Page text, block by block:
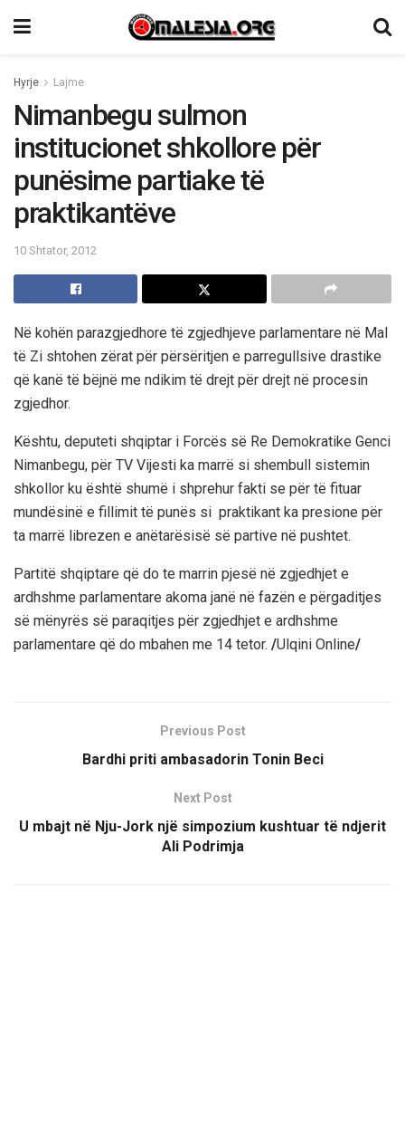
Hyrje Lajme
Nimanbegu sulmon
institucionet shkollore për
punësime partiake të
praktikantëve
10 Shtator, 2012
Në kohën parazgjedhore të zgjedhjeve parlamentare në Mal
të Zi shtohen zërat për përsëritjen e parregullsive drastike
që kanë të bëjnë me ndikim të drejt për drejt në procesin
zgjedhor.
Kështu, deputeti shqiptar i Forcës së Re Demokratike Genci
Nimanbegu, për TV Vijesti ka marrë si shembull sistemin
shkollor ku është shumë i shprehur fakti se për të fituar
mundësinë e fillimit të punës si praktikant ka presione për
ta marrë librezen e anëtarësisë së partive në pushtet.
Partitë shqiptare që do te marrin pjesë në zgjedhjet e
ardhshme parlamentare akoma janë në fazën e përgaditjes
së mënyrës së paraqitjes për zgjedhjet e ardhshme
parlamentare që do mbahen me 14 tetor. /Ulqini Online/
Previous Post
Bardhi priti ambasadorin Tonin Beci
Next Post
U mbajt në Nju-Jork një simpozium kushtuar të ndjerit
Ali Podrimja